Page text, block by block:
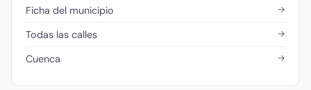
Ficha del municipio →
Todas las calles →
Cuenca →